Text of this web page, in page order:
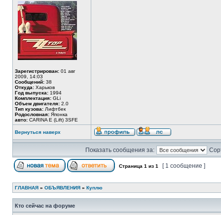
Зарегистрирован: 01 авг
2009, 14:03
Сообщений: 38
Откуда: Харьков
Год выпуска: 1994
Комплектация: GLi
Объем двигателя: 2.0
Тип кузова: Лифтбек
Родословная: Японка
авто: CARINA E (Lift) 3SFE
Вернуться наверх
Показать сообщения за:
Страница 1 из 1 [ 1 сообщение ]
ГЛАВНАЯ » ОБЪЯВЛЕНИЯ » Куплю
Кто сейчас на форуме